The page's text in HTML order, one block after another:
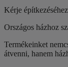
Kérje
Országos házhoz
Termékeinket
átvenni, hanem